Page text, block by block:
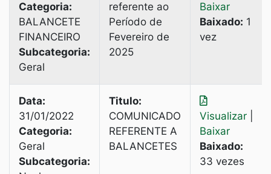
Categoria:
BALANCETE
FINANCEIRO
Subcategoria:
Geral
referente ao
Período de
Fevereiro de
2025
Baixar
Baixado: 1
vez
Data:
31/01/2022
Categoria:
Geral
Subcategoria:
Titulo:
COMUNICADO
REFERENTE A
BALANCETES
Visualizar
Baixar
Baixado:
33 vezes